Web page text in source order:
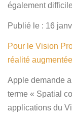
également
Publié le : 16
Pour le Vision
réalité
Apple demande
terme « Spatial
applications du